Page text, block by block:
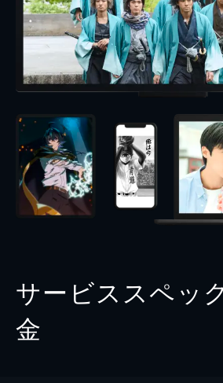
サービススペッ
金